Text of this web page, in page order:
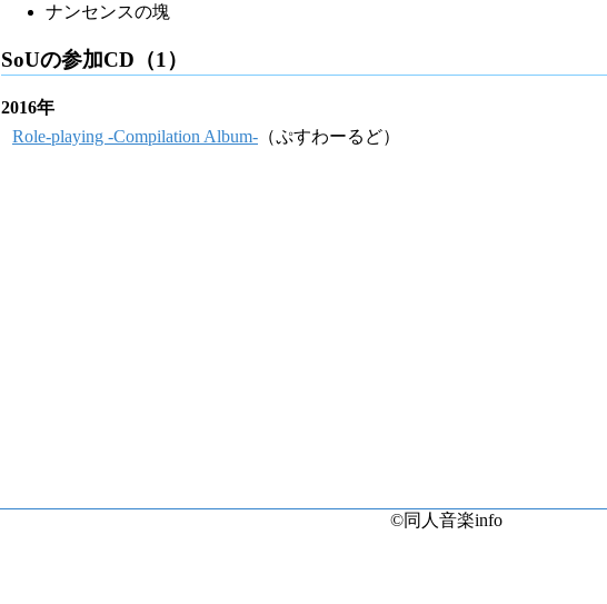
ナンセンスの塊
SoUの参加CD（1）
2016年
Role-playing -Compilation Album- （ぷすわーるど）
©同人音楽info